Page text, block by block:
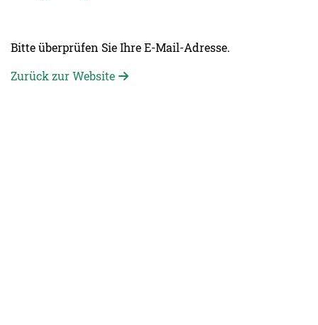
Bitte überprüfen Sie Ihre E-Mail-Adresse.
Zurück zur Website